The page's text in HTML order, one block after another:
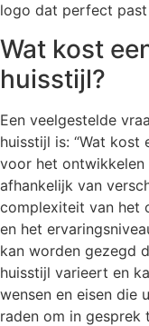
logo dat perfect
Wat kost
huisstijl?
Een veelgestelde
huisstijl is: “Wat kost
voor het ontwikkelen
afhankelijk van
complexiteit van het
en het
kan worden gezegd
huisstijl varieert en
wensen en eisen die
raden om in gesprek